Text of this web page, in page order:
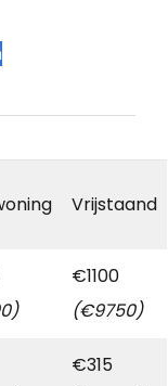
Vrijstaand
€1100
(€9750)
€315